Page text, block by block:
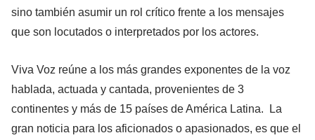
sino también asumir un rol crítico frente a los mensajes
que son locutados o interpretados por los actores.
Viva Voz reúne a los más grandes exponentes de la voz
hablada, actuada y cantada, provenientes de 3
continentes y más de 15 países de América Latina. La
gran noticia para los aficionados o apasionados, es que el